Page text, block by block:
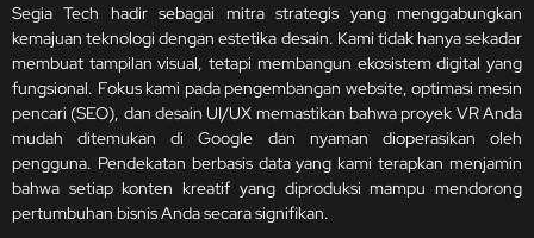
Segia Tech hadir sebagai mitra strategis yang menggabungkan
kemajuan teknologi dengan estetika desain. Kami tidak hanya sekadar
membuat tampilan visual, tetapi membangun ekosistem digital yang
fungsional. Fokus kami pada pengembangan website, optimasi mesin
pencari (SEO), dan desain UI/UX memastikan bahwa proyek VR Anda
mudah ditemukan di Google dan nyaman dioperasikan oleh
pengguna. Pendekatan berbasis data yang kami terapkan menjamin
bahwa setiap konten kreatif yang diproduksi mampu mendorong
pertumbuhan bisnis Anda secara signifikan.